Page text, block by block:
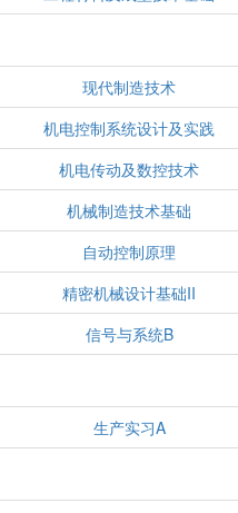
现代制造技术
机电控制系统设计及实践
机电传动及数控技术
机械制造技术基础
自动控制原理
精密机械设计基础II
信号与系统B
生产实习A